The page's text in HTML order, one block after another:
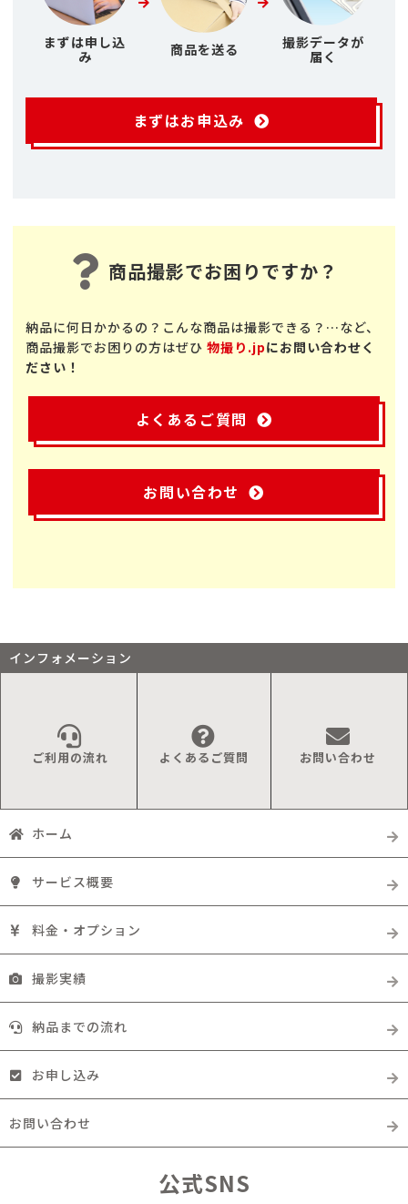
まずは申し込
み
商品を送る
撮影データが
届く
まずはお申込み
商品撮影でお困りですか？
納品に何日かかるの？こんな商品は撮影できる？…など、
商品撮影でお困りの方はぜひ 物撮り.jpにお問い合わせく
ださい！
よくあるご質問
お問い合わせ
インフォメーション
ご利用の流れ よくあるご質問 お問い合わせ
ホーム
サービス概要
料金・オプション
撮影実績
納品までの流れ
お申し込み
お問い合わせ
公式SNS